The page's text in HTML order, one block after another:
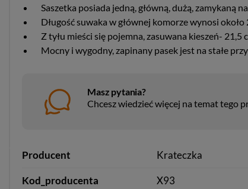
Saszetka posiada jedną, główną, dużą, zamykaną
Długość suwaka w głównej komorze wynosi około
Z tyłu mieści się pojemna, zasuwana kieszeń- 21,5
Mocny i wygodny, zapinany pasek jest na stałe
Masz pytania?
Chcesz wiedzieć więcej na temat tego
Producent Krateczka
Kod_producenta X93